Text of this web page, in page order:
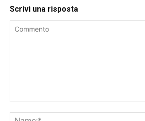
Scrivi una risposta